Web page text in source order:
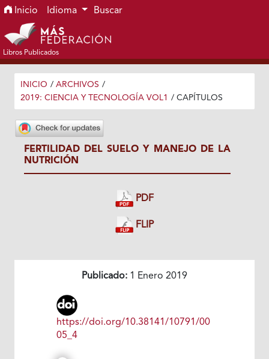
Ir al menú de navegación principal
Ir al contenido principal
Ir al pie de página del sitio
Inicio Idioma Buscar
Libros Publicados
INICIO / ARCHIVOS /
2019: CIENCIA Y TECNOLOGÍA VOL1
/ CAPÍTULOS
FERTILIDAD DEL SUELO Y MANEJO DE LA
NUTRICIÓN
PDF
FLIP
Publicado: 1 Enero 2019
https://doi.org/10.38141/10791/00
05_4